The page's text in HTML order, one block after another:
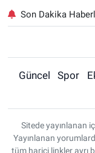
Son Dakika
Güncel Spor
Sitede yayınlanan
Yayınlanan
tüm harici linkler ayrı